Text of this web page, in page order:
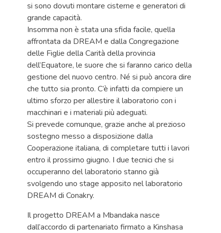
si sono dovuti montare cisterne e generatori di
grande capacità.
Insomma non è stata una sfida facile, quella
affrontata da DREAM e dalla Congregazione
delle Figlie della Carità della provincia
dell’Equatore, le suore che si faranno carico della
gestione del nuovo centro. Né si può ancora dire
che tutto sia pronto. C’è infatti da compiere un
ultimo sforzo per allestire il laboratorio con i
macchinari e i materiali più adeguati.
Si prevede comunque, grazie anche al prezioso
sostegno messo a disposizione dalla
Cooperazione italiana, di completare tutti i lavori
entro il prossimo giugno. I due tecnici che si
occuperanno del laboratorio stanno già
svolgendo uno stage apposito nel laboratorio
DREAM di Conakry.
Il progetto DREAM a Mbandaka nasce
dall’accordo di partenariato firmato a Kinshasa